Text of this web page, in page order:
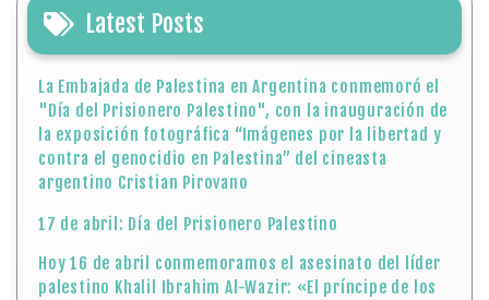
Latest Posts
La Embajada de Palestina en Argentina conmemoró el
"Día del Prisionero Palestino", con la inauguración de
la exposición fotográfica “Imágenes por la libertad y
contra el genocidio en Palestina” del cineasta
argentino Cristian Pirovano
17 de abril: Día del Prisionero Palestino
Hoy 16 de abril conmemoramos el asesinato del líder
palestino Khalil Ibrahim Al-Wazir: «El príncipe de los